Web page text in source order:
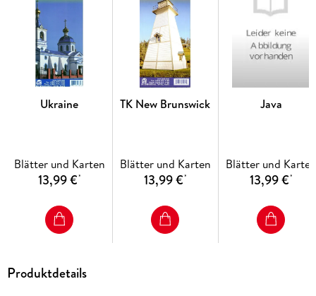
Ukraine
Blätter und Karten
13,99 €*
TK New Brunswick
Blätter und Karten
13,99 €*
Java
Blätter und Karten
13,99 €*
Produktdetails